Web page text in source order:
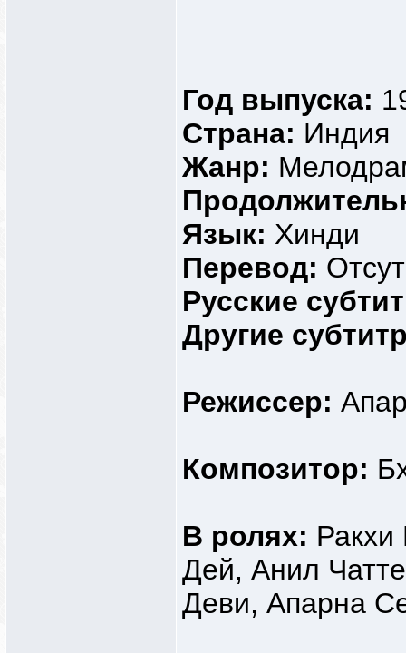
Год выпуска:
Страна: Индия
Жанр:
Язык: Хинди
Перевод:
Русские
Другие
Режиссер:
Композитор:
В ролях:
Дей, Анил
Деви, Апарна